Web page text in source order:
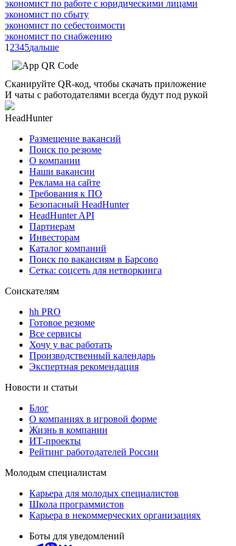
экономист по работе с юридическими лицами
экономист по сбыту
экономист по себестоимости
экономист по снабжению
1 2345дальше
Сканируйте QR-код, чтобы скачать приложение
И чаты с работодателями всегда будут под рукой
HeadHunter
Размещение вакансий
Поиск по резюме
О компании
Наши вакансии
Реклама на сайте
Требования к ПО
Безопасный HeadHunter
HeadHunter API
Партнерам
Инвесторам
Каталог компаний
Поиск по вакансиям в Барсово
Сетка: соцсеть для нетворкинга
Соискателям
hh PRO
Готовое резюме
Все сервисы
Хочу у вас работать
Производственный календарь
Экспертная рекомендация
Новости и статьи
Блог
О компаниях в игровой форме
Жизнь в компании
ИТ-проекты
Рейтинг работодателей России
Молодым специалистам
Карьера для молодых специалистов
Школа программистов
Карьера в некоммерческих организациях
Боты для уведомлений